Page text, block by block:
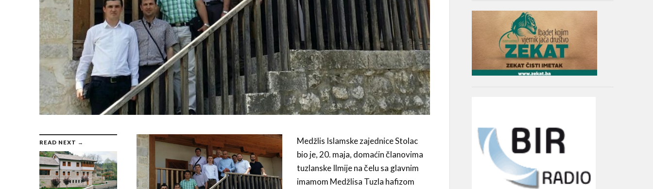
READ NEXT →
Medžlis Islamske zajednice Stolac
bio je, 20. maja, domaćin članovima
tuzlanske Ilmije na čelu sa glavnim
imamom Medžlisa Tuzla hafizom